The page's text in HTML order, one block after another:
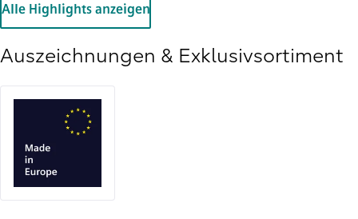
Alle Highlights anzeigen
Auszeichnungen & Exklusivsortiment